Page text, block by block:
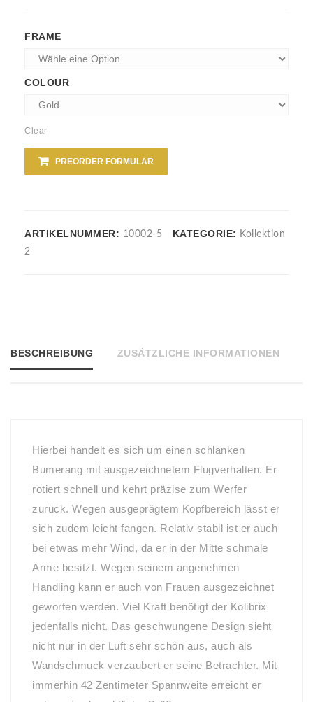
FRAME
COLOUR
Clear
PREORDER FORMULAR
ARTIKELNUMMER: 10002-5 KATEGORIE: Kollektion
2
BESCHREIBUNG ZUSÄTZLICHE INFORMATIONEN
Hierbei handelt es sich um einen schlanken
Bumerang mit ausgezeichnetem Flugverhalten. Er
rotiert schnell und kehrt präzise zum Werfer
zurück. Wegen ausgeprägtem Kopfbereich lässt er
sich zudem leicht fangen. Relativ stabil ist er auch
bei etwas mehr Wind, da er in der Mitte schmale
Arme besitzt. Wegen seinem angenehmen
Handling kann er auch von Frauen ausgezeichnet
geworfen werden. Viel Kraft benötigt der Kolibrix
jedenfalls nicht. Das geschwungene Design sieht
nicht nur in der Luft sehr schön aus, auch als
Wandschmuck verzaubert er seine Betrachter. Mit
immerhin 42 Zentimeter Spannweite erreicht er